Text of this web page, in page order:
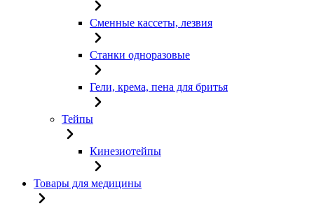
Сменные кассеты, лезвия
Станки одноразовые
Гели, крема, пена для бритья
Тейпы
Кинезиотейпы
Товары для медицины